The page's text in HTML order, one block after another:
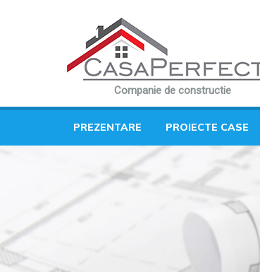
Companie de constructie
PREZENTARE PROIECTE CASE